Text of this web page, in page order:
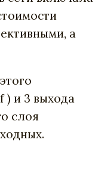
а
) и 3 выхода
слоя